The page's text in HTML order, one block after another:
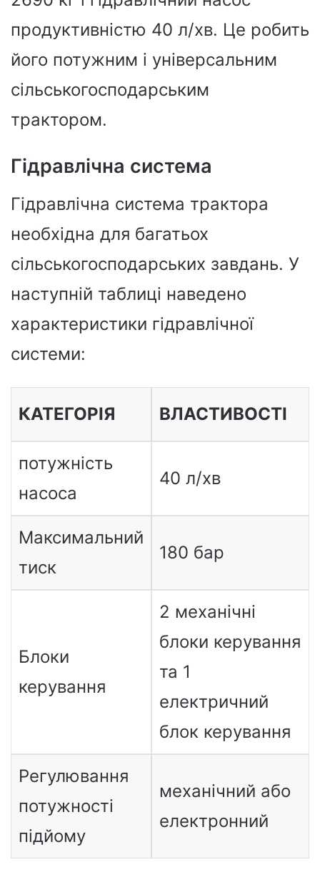
продуктивністю 40 л/хв. Це робить
його потужним і універсальним
сільськогосподарським
трактором.
Гідравлічна система
Гідравлічна система трактора
необхідна для багатьох
сільськогосподарських завдань. У
наступній таблиці наведено
характеристики гідравлічної
системи:
КАТЕГОРІЯ ВЛАСТИВОСТІ
потужність
насоса
40 л/хв
Максимальний
тиск
180 бар
Блоки
керування
2 механічні
блоки керування
та 1
електричний
блок керування
Регулювання
потужності
підйому
механічний або
електронний